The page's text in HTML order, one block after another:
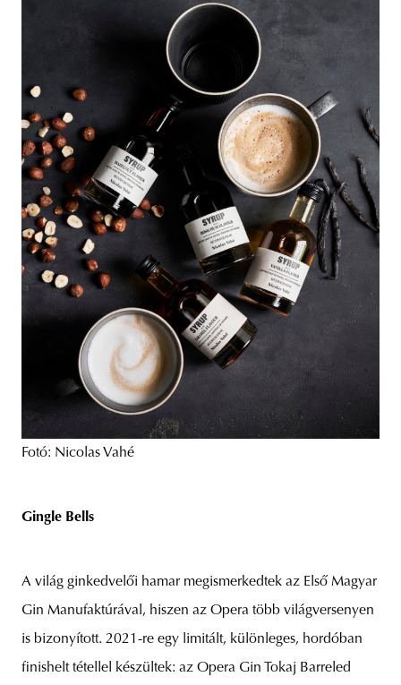
Fotó: Nicolas Vahé
Gingle Bells
A világ ginkedvelői hamar megismerkedtek az Első Magyar
Gin Manufaktúrával, hiszen az Opera több világversenyen
is bizonyított. 2021-re egy limitált, különleges, hordóban
finishelt tétellel készültek: az Opera Gin Tokaj Barreled